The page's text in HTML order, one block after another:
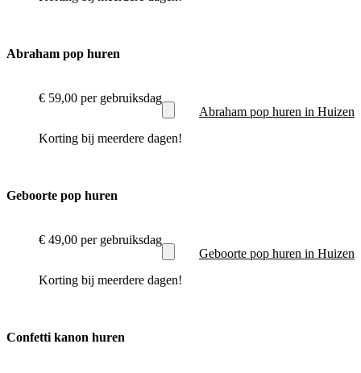
Abraham pop huren
€ 59,00 per gebruiksdag
Korting bij meerdere dagen!
Abraham pop huren in Huizen
Geboorte pop huren
€ 49,00 per gebruiksdag
Korting bij meerdere dagen!
Geboorte pop huren in Huizen
Confetti kanon huren